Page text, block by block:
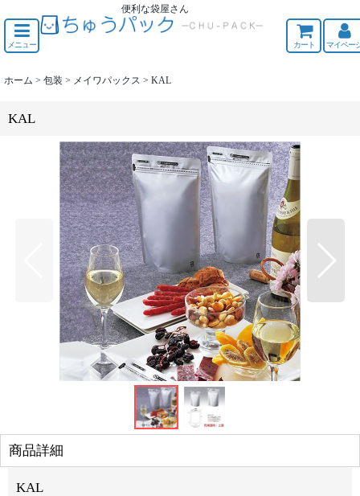
便利な袋屋さん
メニュー カート マイペー
ホーム > 包装 > メイワパックス > KAL
KAL
商品詳細
KAL